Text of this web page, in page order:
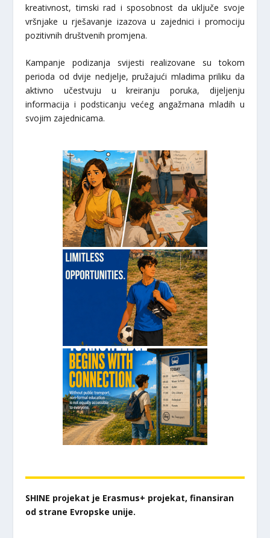
kreativnost, timski rad i sposobnost da uključe svoje
vršnjake u rješavanje izazova u zajednici i promociju
pozitivnih društvenih promjena.
Kampanje podizanja svijesti realizovane su tokom
perioda od dvije nedjelje, pružajući mladima priliku da
aktivno učestvuju u kreiranju poruka, dijeljenju
informacija i podsticanju većeg angažmana mladih u
svojim zajednicama.
SHINE projekat je Erasmus+ projekat, finansiran
od strane Evropske unije.